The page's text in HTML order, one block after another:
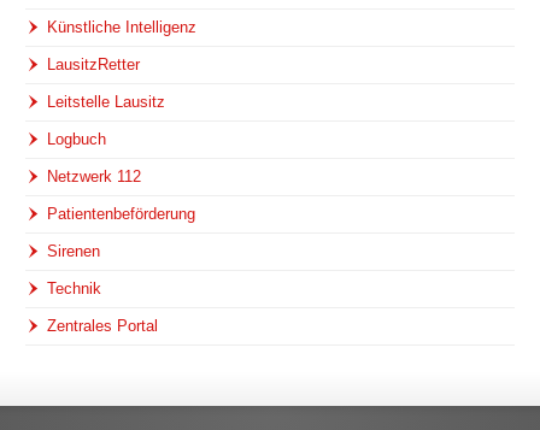
Künstliche Intelligenz
LausitzRetter
Leitstelle Lausitz
Logbuch
Netzwerk 112
Patientenbeförderung
Sirenen
Technik
Zentrales Portal